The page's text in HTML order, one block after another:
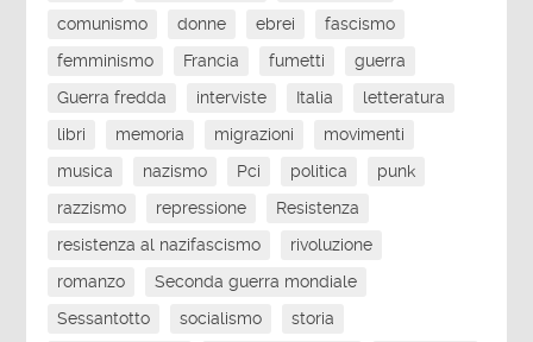
comunismo
donne ebrei
fascismo
femminismo
Francia fumetti
guerra
Guerra fredda
interviste Italia
letteratura
libri
memoria migrazioni
movimenti
musica
nazismo Pci politica
punk
razzismo
repressione
Resistenza
resistenza al nazifascismo
rivoluzione
romanzo
Seconda guerra mondiale
Sessantotto
socialismo
storia